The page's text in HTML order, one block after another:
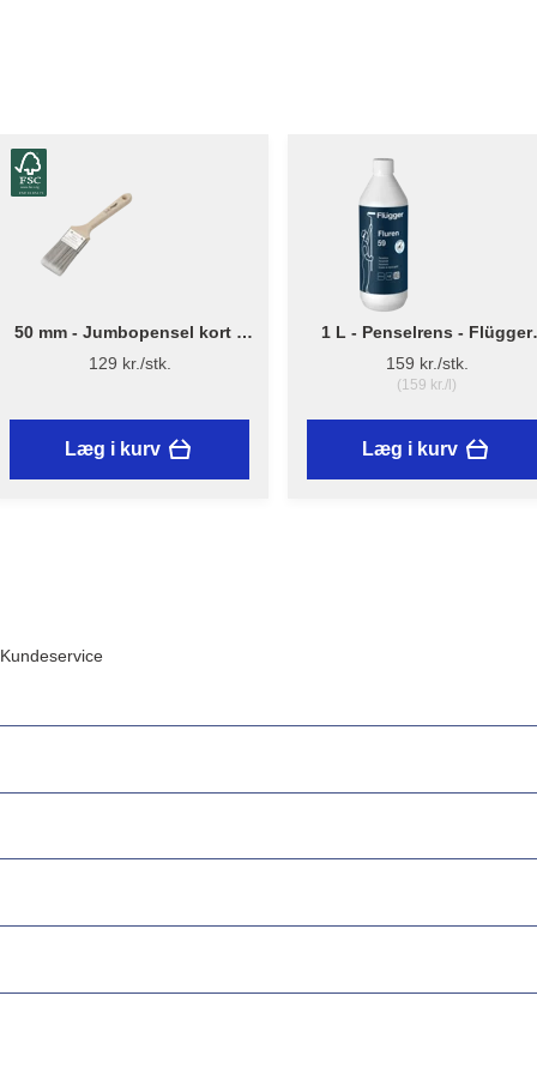
50 mm - Jumbopensel kort –
Flügger Pro Series
129 kr./stk.
Læg i kurv
1 L - Penselrens - Flügger
Fluren 59
159 kr./stk.
(159 kr./l)
Læg i kurv
Kundeservice